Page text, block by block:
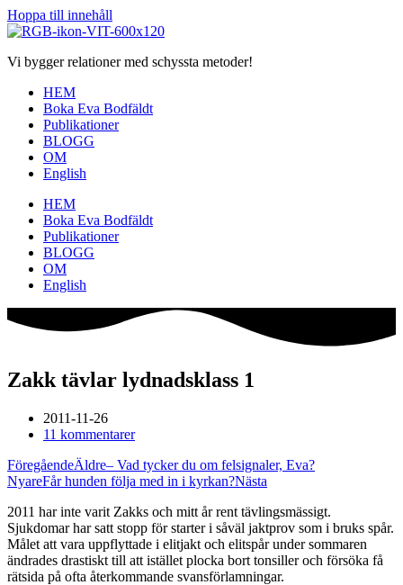
Hoppa till innehåll
Vi bygger relationer med schyssta metoder!
HEM
Boka Eva Bodfäldt
Publikationer
BLOGG
OM
English
HEM
Boka Eva Bodfäldt
Publikationer
BLOGG
OM
English
Zakk tävlar lydnadsklass 1
2011-11-26
11 kommentarer
FöregåendeÄldre– Vad tycker du om felsignaler, Eva?
NyareFår hunden följa med in i kyrkan?Nästa
2011 har inte varit Zakks och mitt år rent tävlingsmässigt.
Sjukdomar har satt stopp för starter i såväl jaktprov som i bruks spår.
Målet att vara uppflyttade i elitjakt och elitspår under sommaren
ändrades drastiskt till att istället plocka bort tonsiller och försöka få
rätsida på ofta återkommande svansförlamningar.